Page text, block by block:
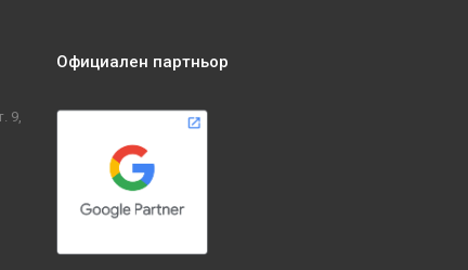
9,
Официален партньор